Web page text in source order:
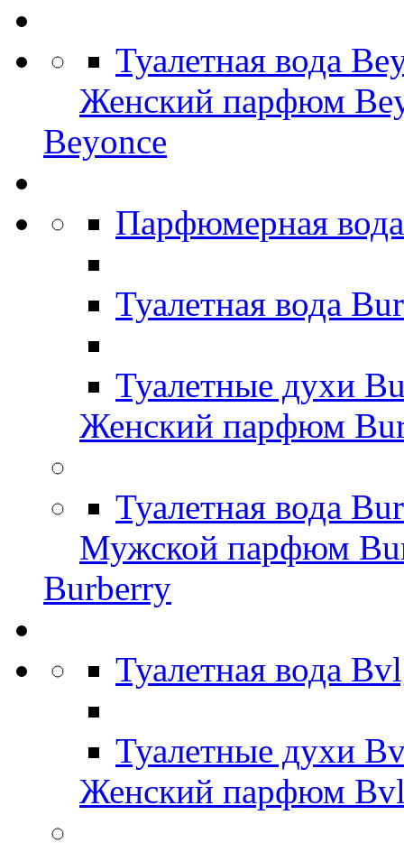
Туалетная вода
Женский парфюм
Beyonce
Парфюмерная
Туалетная вода
Туалетные духи
Женский парфюм
Туалетная вода
Мужской парфюм
Burberry
Туалетная вода
Туалетные духи
Женский парфюм